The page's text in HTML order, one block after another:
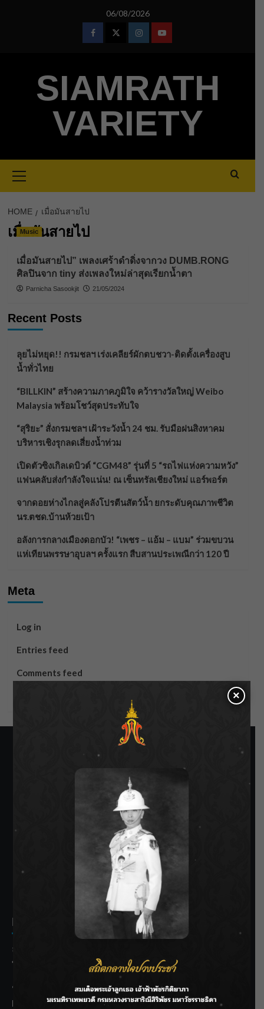
06/08/2026
FacebookTwitterInstagramYoutube
SIAMRATH
VARIETY
Menu
HOME เมื่อมันสายไป
เมื่อมันสายไป
Music
เมื่อมันสายไป” เพลงเศร้าดำดิ่งจากวง DUMB.RONG
ศิลปินจาก tiny ส่งเพลงใหม่ล่าสุดเรียกน้ำตา
Parnicha Sasookjit 21/05/2024
Recent Posts
ลุยไม่หยุด!! กรมชลฯ เร่งเคลียร์ผักตบชวา-ติดตั้งเครื่องสูบ
น้ำทั่วไทย
“BILLKIN” สร้างความภาคภูมิใจ คว้ารางวัลใหญ่ Weibo
Malaysia พร้อมโชว์สุดประทับใจ
“สุริยะ” สั่งกรมชลฯ เฝ้าระวังน้ำ 24 ชม. รับมือฝนสิงหาคม
บริหารเชิงรุกลดเสี่ยงน้ำท่วม
เปิดตัวซิงเกิลเดบิวต์ “CGM48” รุ่นที่ 5 “รถไฟแห่งความหวัง”
แฟนคลับส่งกำลังใจแน่น! ณ เซ็นทรัลเชียงใหม่ แอร์พอร์ต
จากดอยห่างไกลสู่คลังโปรตีนสัตว์น้ำ ยกระดับคุณภาพชีวิต
นร.ตชด.บ้านห้วยเป้า
อลังการกลางเมืองดอกบัว! “เพชร – แอ้ม – แบม” ร่วมขบวน
แห่เทียนพรรษาอุบลฯ ครั้งแรก สืบสานประเพณีกว่า 120 ปี
Meta
Log in
Entries feed
Comments feed
SIAMRATH VARIETY
THE BEST ENTERTAINMENT
Recent Posts
ลุยไม่หยุด!! กรมชลฯ เร่งเคลียร์ผักตบชวา-ติดตั้งเครื่องสูบน้ำ
ทั่วไทย
“BILLKIN” สร้างความภาคภูมิใจ คว้ารางวัลใหญ่ Weibo
Malaysia พร้อมโชว์สุดประทับใจ
×